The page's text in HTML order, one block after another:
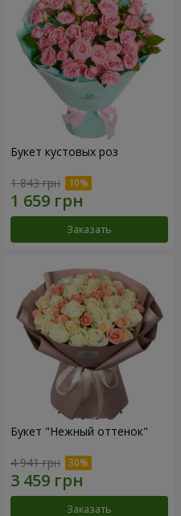
Букет кустовых роз
1 843 грн
Заказать
Букет "Нежный оттенок"
4 941 грн
Заказать